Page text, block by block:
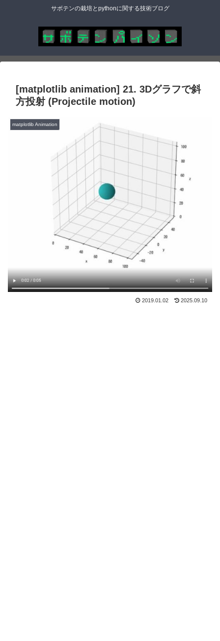
サボテンの栽培とpythonに関する技術ブログ
[matplotlib animation] 21. 3Dグラフで斜
方投射 (Projectile motion)
matplotlib Animation
2019.01.02 2025.09.10